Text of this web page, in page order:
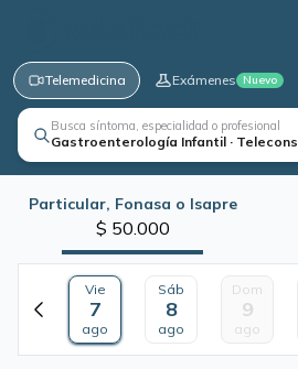
Telemedicina Exámenes Nuevo
Busca síntoma, especialidad o profesional
Gastroenterología Infantil ·
Particular, Fonasa o Isapre
$ 50.000
Vie
7
ago
Sáb
8
ago
Dom
9
ago